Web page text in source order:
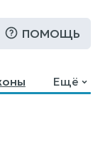
ПОМОЩЬ
Ещё